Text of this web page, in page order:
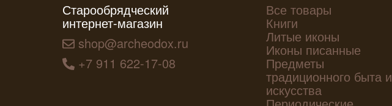
Старообрядческий
интернет-магазин
shop@archeodox.ru
+7 911 622-17-08
Все товары
Книги
Литые иконы
Иконы писанные
Предметы
традиционного быта и
искусства